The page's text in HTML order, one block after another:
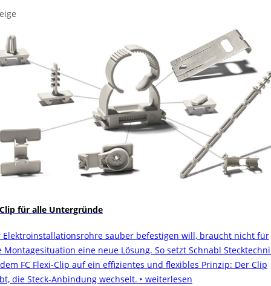
für alle Untergründe
Elektroinstallationsrohre sauber befestigen will, braucht nicht für
Montagesituation eine neue Lösung. So setzt Schnabl
FC Flexi-Clip auf ein effizientes und flexibles Prinzip: Der Clip
die Steck-Anbindung wechselt. ‣ weiterlesen